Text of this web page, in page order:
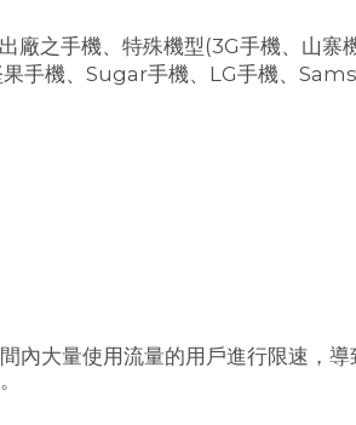
廠之手機、特殊機型(3G手機、山
手機、Sugar手機、LG手機、
內大量使用流量的用戶進行限速，